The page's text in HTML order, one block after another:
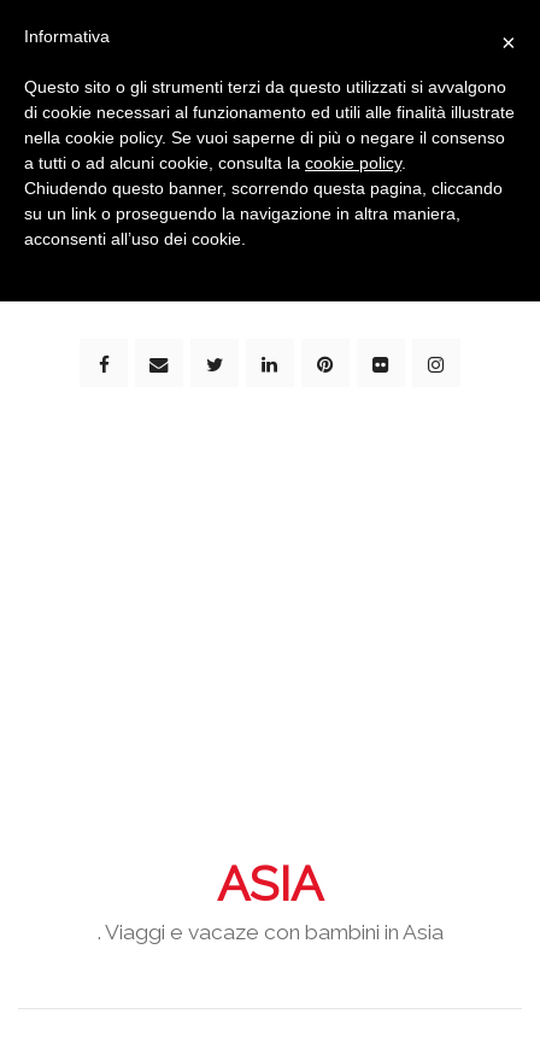
bimbi e viaggi - family travel blog: community #1 in
ASIA
. Viaggi e vacaze con bambini in Asia
×
Informativa
Questo sito o gli strumenti terzi da questo utilizzati si avvalgono
di cookie necessari al funzionamento ed utili alle finalità illustrate
nella cookie policy. Se vuoi saperne di più o negare il consenso
a tutti o ad alcuni cookie, consulta la cookie policy.
Chiudendo questo banner, scorrendo questa pagina, cliccando
su un link o proseguendo la navigazione in altra maniera,
acconsenti all’uso dei cookie.